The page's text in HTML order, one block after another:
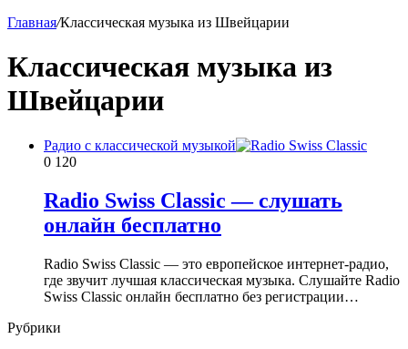
Главная/Классическая музыка из Швейцарии
Классическая музыка из
Швейцарии
Радио с классической музыкой
0 120
Radio Swiss Classic — слушать
онлайн бесплатно
Radio Swiss Classic — это европейское интернет-радио,
где звучит лучшая классическая музыка. Слушайте Radio
Swiss Classic онлайн бесплатно без регистрации…
Рубрики